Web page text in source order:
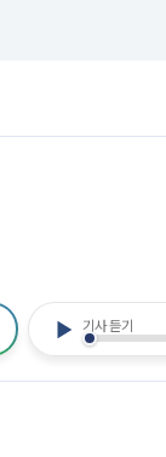
기사 듣기